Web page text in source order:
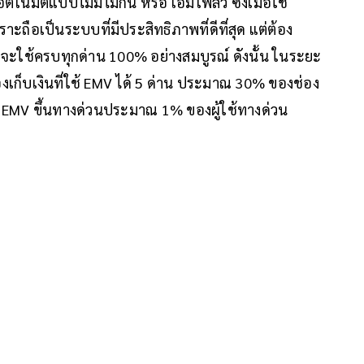
าะถือเป็นระบบที่มีประสิทธิภาพที่ดีที่สุด แต่ต้อง
ะใช้ครบทุกด่าน 100% อย่างสมบูรณ์ ดังนั้น ในระยะ
บเงินที่ใช้ EMV ได้ 5 ด่าน ประมาณ 30% ของช่อง
ขึ้นทางด่วนประมาณ 1% ของผู้ใช้ทางด่วน